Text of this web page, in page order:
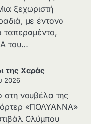
ξεχωριστή
με έντονο
ταπεραμέντο,
του…
της Χαράς
2026
στη νουβέλα της
«ΠΟΛΥΑΝΝΑ»
Ολύμπου